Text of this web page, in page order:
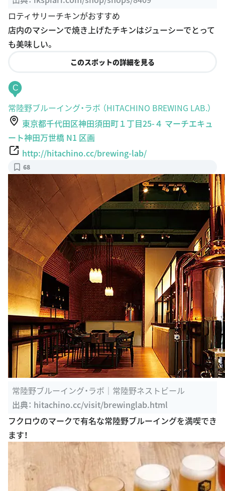
ロティサリーチキンがおすすめ
店内のマシーンで焼き上げたチキンはジューシーでとって
も美味しい。
このスポットの詳細を見る
C
常陸野ブルーイング・ラボ （HITACHINO BREWING LAB.）
東京都千代田区神田須田町１丁目25-４ マーチエキュ
ート神田万世橋 N1 区画
http://hitachino.cc/brewing-lab/
68
常陸野ブルーイング・ラボ｜常陸野ネストビール
出典： hitachino.cc/visit/brewinglab.html
フクロウのマークで有名な常陸野ブルーイングを満喫でき
ます！